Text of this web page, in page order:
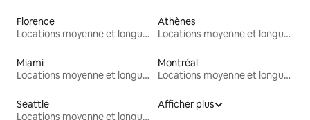
Florence
Locations moyenne et longue durée
Athènes
Locations moyenne et longue durée
Miami
Locations moyenne et longue durée
Montréal
Locations moyenne et longue durée
Seattle
Locations moyenne et longue durée
Afficher plus